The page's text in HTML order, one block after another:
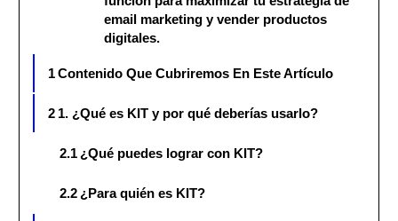
email marketing y vender productos
digitales.
1Contenido Que Cubriremos En Este Artículo
2 1. ¿Qué es KIT y por qué deberías usarlo?
2.1 ¿Qué puedes lograr con KIT?
2.2 ¿Para quién es KIT?